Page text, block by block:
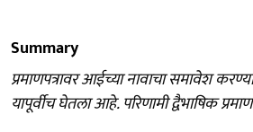
Summary
प्रमाणपत्रावर आईच्या नावाचा समावेश
यापूर्वीच घेतला आहे. परिणामी द्वैभाषिक